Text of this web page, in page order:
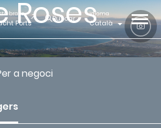
brava
Ports Buscar idioma
Català
Port de Roses
Roses
a negoci